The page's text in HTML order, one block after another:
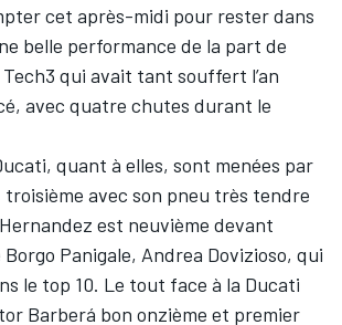
cet après-midi pour rester dans
belle performance de la part de
Tech3 qui avait tant souffert l’an
avec quatre chutes durant le
quant à elles, sont menées par
troisième avec son pneu très tendre
est neuvième devant
Panigale, Andrea Dovizioso, qui
le top 10. Le tout face à la Ducati
Barberá bon onzième et premier